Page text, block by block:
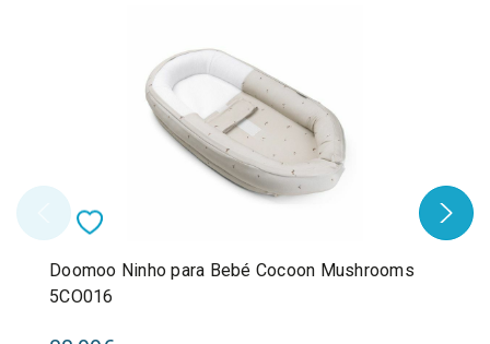
Doomoo Ninho para Bebé Cocoon Mushrooms
5CO016